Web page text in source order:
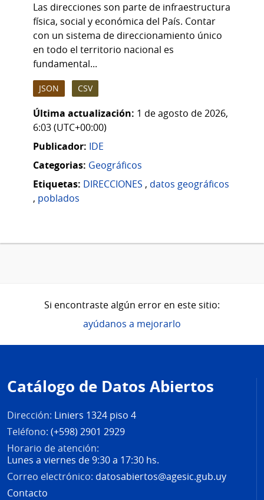
Las direcciones son parte de infraestructura
física, social y económica del País. Contar
con un sistema de direccionamiento único
en todo el territorio nacional es
fundamental...
JSON CSV
Última actualización: 1 de agosto de 2026,
6:03 (UTC+00:00)
Publicador: IDE
Categorias: Geográficos
Etiquetas: DIRECCIONES , datos geográficos
, poblados
Si encontraste algún error en este sitio:
ayúdanos a mejorarlo
de
página
Catálogo de Datos Abiertos
Dirección: Liniers 1324 piso 4
Teléfono: (+598) 2901 2929
Horario de atención:
Lunes a viernes de 9:30 a 17:30 hs.
Correo electrónico: datosabiertos@agesic.gub.uy
Contacto